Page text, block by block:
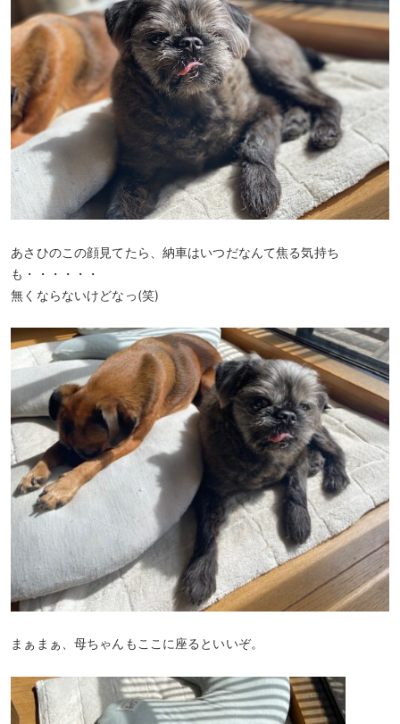
あさひのこの顔見てたら、納車はいつだなんて焦る気持ち
も・・・・・・
無くならないけどなっ(笑)
まぁまぁ、母ちゃんもここに座るといいぞ。